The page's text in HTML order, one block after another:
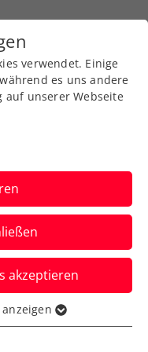
verwendet. Einige
es uns andere
unserer Webseite
akzeptieren
anzeigen